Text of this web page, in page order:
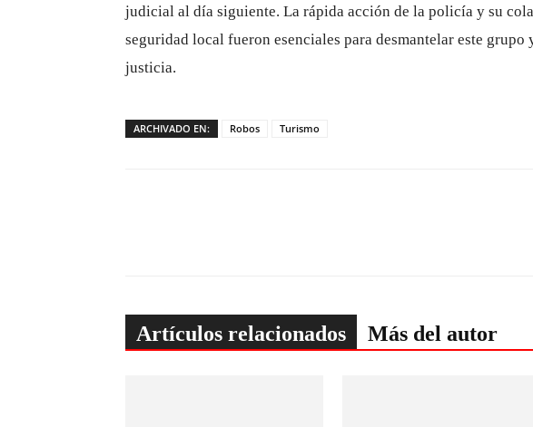
judicial al día siguiente. La rápida acción de la policía y su
seguridad local fueron esenciales para desmantelar este
justicia.
ARCHIVADO EN: Robos Turismo
Artículos relacionados Más del autor